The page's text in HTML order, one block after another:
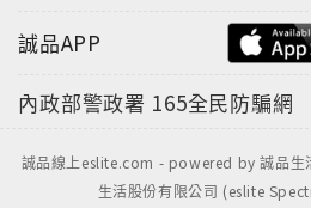
誠品APP
內政部警政署 165全民防騙網
誠品線上eslite.com - powered by 誠品生
生活股份有限公司 (eslite